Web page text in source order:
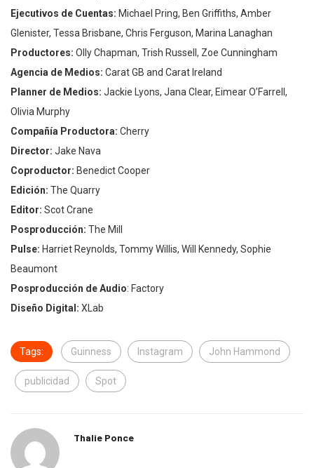
Ejecutivos de Cuentas: Michael Pring, Ben Griffiths, Amber
Glenister, Tessa Brisbane, Chris Ferguson, Marina Lanaghan
Productores: Olly Chapman, Trish Russell, Zoe Cunningham
Agencia de Medios: Carat GB and Carat Ireland
Planner de Medios: Jackie Lyons, Jana Clear, Eimear O’Farrell,
Olivia Murphy
Compañía Productora: Cherry
Director: Jake Nava
Coproductor: Benedict Cooper
Edición: The Quarry
Editor: Scot Crane
Posproducción: The Mill
Pulse: Harriet Reynolds, Tommy Willis, Will Kennedy, Sophie
Beaumont
Posproducción de Audio: Factory
Diseño Digital: XLab
Tags: Guinness Instagram John Hammond
publicidad Spot
Thalie Ponce